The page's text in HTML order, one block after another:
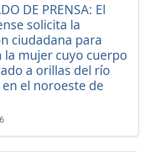
DE PRENSA: El
solicita la
ciudadana para
la mujer cuyo cuerpo
a orillas del río
el noroeste de